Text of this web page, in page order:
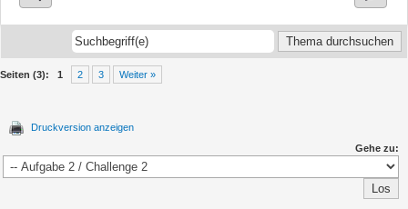
Seiten (3): 1 2 3 Weiter »
Druckversion anzeigen
Gehe zu: